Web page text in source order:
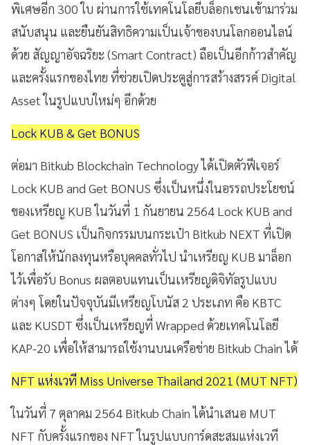
พิเศษอีก 300 ใบ ผ่านการใช้เทคโนโลยีบล็อกเชนเข้ามาร่วม
สนับสนุน และยืนยันสิทธิความเป็นเจ้าของบนโลกออนไลน์
ด้วย สัญญาอัจฉริยะ (Smart Contract) ถือเป็นอีกก้าวสำคัญ
และครั้งแรกของไทย ที่ช่วยเปิดประตูสู่การสร้างสรรค์ Digital
Asset ในรูปแบบใหม่ๆ อีกด้วย
Lock KUB & Get BONUS
ต่อมา Bitkub Blockchain Technology ได้เปิดตัวฟีเจอร์
Lock KUB and Get BONUS ซึ่งเป็นหนึ่งในอรรถประโยชน์
ของเหรียญ KUB ในวันที่ 1 กันยายน 2564 Lock KUB and
Get BONUS เป็นกิจกรรมบนกระเป๋า Bitkub NEXT ที่เปิด
โอกาสให้นักลงทุนหรือบุคคลทั่วไป นำเหรียญ KUB มาล็อก
ไว้เพื่อรับ Bonus ผลตอบแทนเป็นเหรียญดิจิทัลรูปแบบ
ต่างๆ โดยในปัจจุบันมีเหรียญโบนัส 2 ประเภท คือ KBTC
และ KUSDT ซึ่งเป็นเหรียญที่ Wrapped ด้วยเทคโนโลยี
KAP-20 เพื่อให้สามารถใช้งานบนเครือข่าย Bitkub Chain ได้
NFT แห่งเวที Miss Universe Thailand 2021 (MUT NFT)
ในวันที่ 7 ตุลาคม 2564 Bitkub Chain ได้นำเสนอ MUT
NFT กับครั้งแรกของ NFT ในรูปแบบการ์ดสะสมแห่งเวที